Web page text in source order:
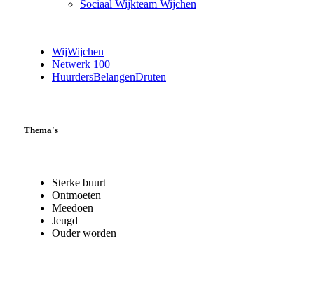
Sociaal Wijkteam Wijchen
WijWijchen
Netwerk 100
HuurdersBelangenDruten
Thema's
Sterke buurt
Ontmoeten
Meedoen
Jeugd
Ouder worden